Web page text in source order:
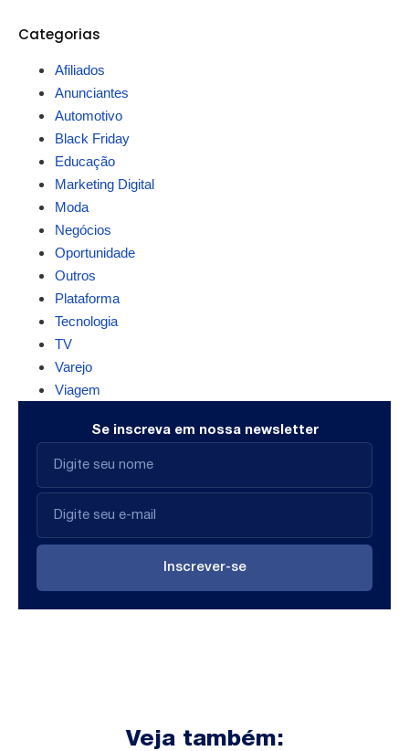
Categorias
Afiliados
Anunciantes
Automotivo
Black Friday
Educação
Marketing Digital
Moda
Negócios
Oportunidade
Outros
Plataforma
Tecnologia
TV
Varejo
Viagem
Se inscreva em nossa newsletter
Inscrever-se
Veja também: